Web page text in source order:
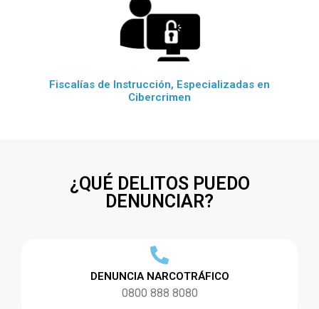
Fiscalías de Instrucción, Especializadas en
Cibercrimen
¿QUÉ DELITOS PUEDO
DENUNCIAR?
DENUNCIA NARCOTRÁFICO
0800 888 8080